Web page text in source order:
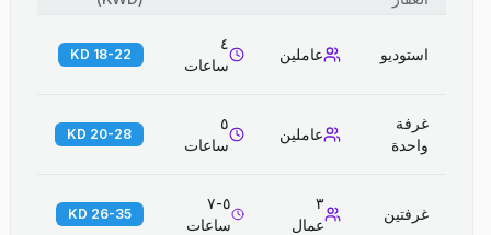
استوديو عاملين
٤
ساعات
18-22 KD
غرفة
واحدة
عاملين
٥
ساعات
20-28 KD
غرفتين
٣
عمال
٥-٧
ساعات
26-35 KD